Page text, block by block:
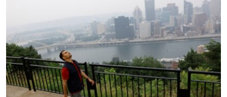
ŽENSKA STRANA
IZBJEGLIČKA STRANA
MAGAZIN
O GLASU AMERIKE